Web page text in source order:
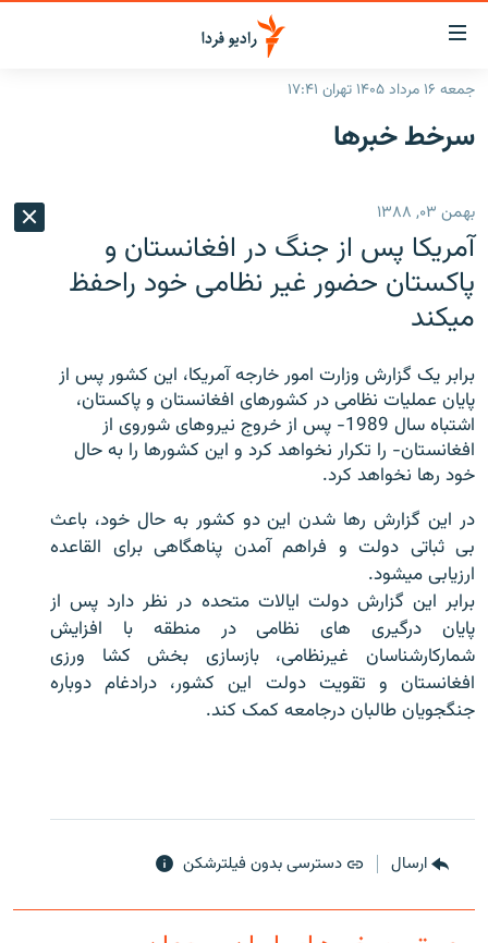
لینک‌های
قابلیت
دسترسی
بازگشت
اصلی
رفتن
صفحه
جستجو
ایران
رادیو
انتخاب کنید و بشنوید
برنامه‌های رادیویی
پادکست
چندرسانه‌ای
گزارش‌های ویدئویی
English
به ما بپیوندید
زبان‌های دیگر
جمعه ۱۶ مرداد ۱۴۰۵ تهران ۱۷:۴۱
سرخط‌ خبرها
بهمن ۰۳, ۱۳۸۸
آمریکا پس از جنگ در افغانستان و
پاکستان حضور غیر نظامی خود راحفظ
میکند
برابر یک گزارش وزارت امور خارجه آمریکا، این کشور پس از
پایان عملیات نظامی در کشورهای افغانستان و پاکستان،
اشتباه سال 1989- پس از خروج نیروهای شوروی از
افغانستان- را تکرار نخواهد کرد و این کشورها را به حال
خود رها نخواهد کرد.
در این گزارش رها شدن این دو کشور به حال خود، باعث
بی ثباتی دولت و فراهم آمدن پناهگاهی برای القاعده
ارزیابی میشود.
برابر این گزارش دولت ایالات متحده در نظر دارد پس از
پایان درگیری های نظامی در منطقه با افزایش
شمارکارشناسان غیرنظامی، بازسازی بخش کشا ورزی
افغانستان و تقویت دولت این کشور، درادغام دوباره
جنگجویان طالبان درجامعه کمک کند.
ارسال دسترسی بدون فیلترشکن